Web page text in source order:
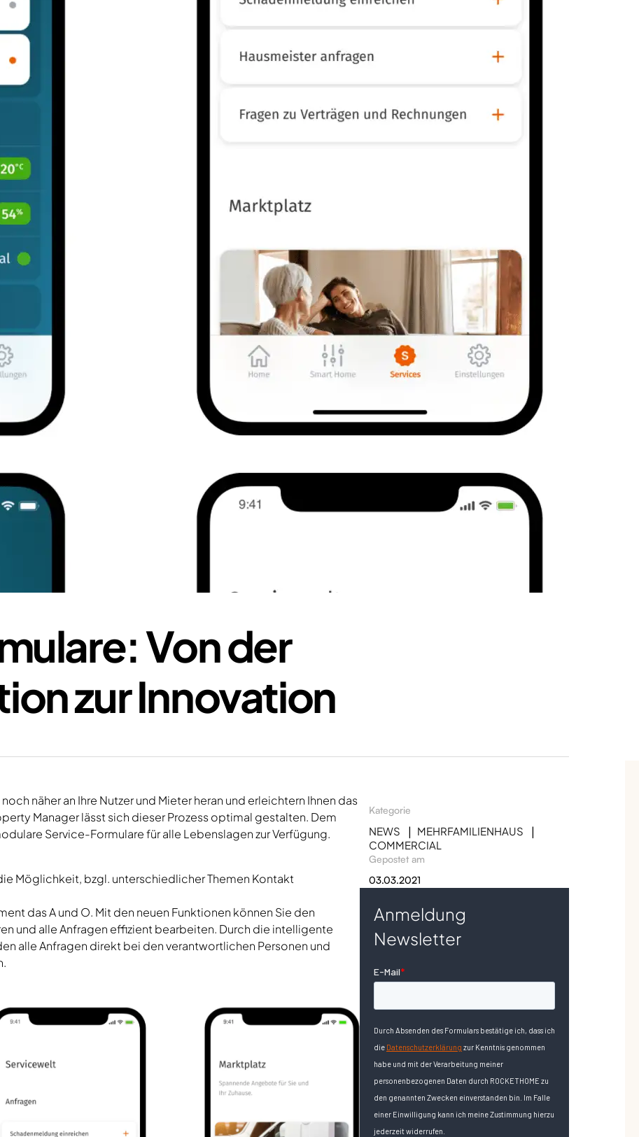
Von der
zur Innovation
näher an Ihre Nutzer und Mieter heran und erleichtern Ihnen das
Manager lässt sich dieser Prozess optimal gestalten. Dem
Service-Formulare für alle Lebenslagen zur Verfügung.
Möglichkeit, bzgl. unterschiedlicher Themen Kontakt
das A und O. Mit den neuen Funktionen können Sie den
und alle Anfragen effizient bearbeiten. Durch die intelligente
alle Anfragen direkt bei den verantwortlichen Personen und
Kategorie
NEWS
MEHRFAMILIENHAUS
COMMERCIAL
Gepostet am
03.03.2021
Anmeldung
Newsletter